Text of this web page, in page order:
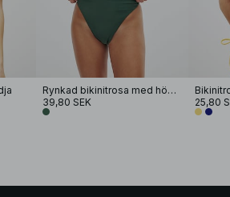
Rynkad bikinitrosa med hög midja
39,80 SEK
25,80